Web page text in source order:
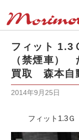
フィット 1.3
（禁煙車）
買取 森本自
2014年9月25日
フィット1.3Ｇ